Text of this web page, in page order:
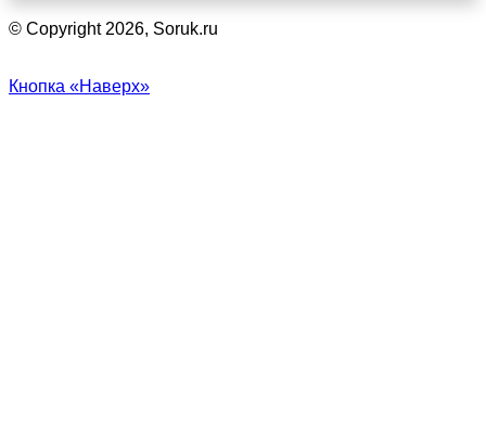
© Copyright 2026, Soruk.ru
Кнопка «Наверх»